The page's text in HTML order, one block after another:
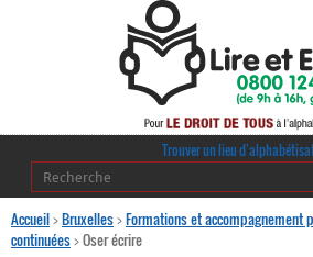
Trouver un lieu
Accueil>Bruxelles>Formations et accompagnement
continuées>Oser écrire